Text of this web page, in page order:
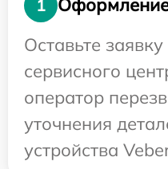
1
Оставьте
сервисного
оператор
уточнения
устройства